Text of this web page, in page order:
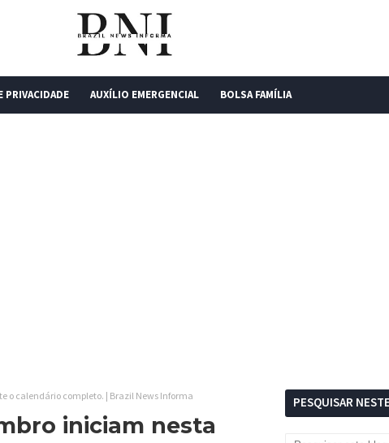
PRIVACIDADE AUXÍLIO EMERGENCIAL BOLSA FAMÍLIA
o calendário completo. | Brazil News Informa
iniciam nesta
PESQUISAR